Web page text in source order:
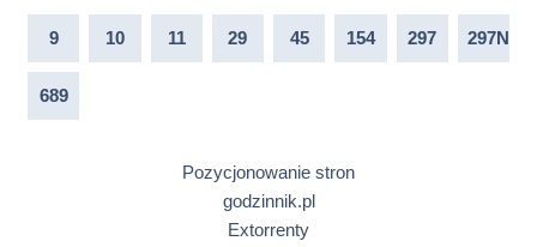
9 10 11 29 45 154 297 297N
689
Pozycjonowanie stron
godzinnik.pl
Extorrenty